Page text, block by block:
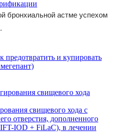
бронхиальной астме успехом
свищевого хода с
отверстия, дополненного
IOD + FiLaC), в лечении